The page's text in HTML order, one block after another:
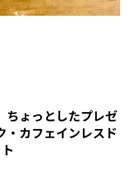
ょっとしたプレゼ
・カフェインレスド